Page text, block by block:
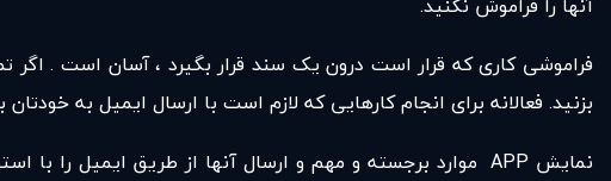
فراموشی کاری که قرار است درون یک سند قرار بگیرد ، آسان است . اگر
بزنید. فعالانه برای انجام کارهایی که لازم است با ارسال ایمیل به